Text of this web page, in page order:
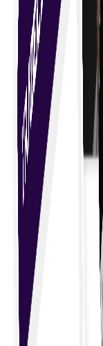
Посетите
Поиск талантов
Найдите
помощью
учетом ваших